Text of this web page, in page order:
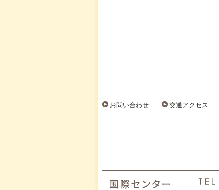
お問い合わせ 交通アクセス